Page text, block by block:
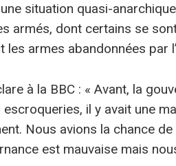
situation quasi-
armés, dont certains se
les armes abandonnées par
à la BBC : « Avant, la
il y avait une
Nous avions la chance
est mauvaise mais